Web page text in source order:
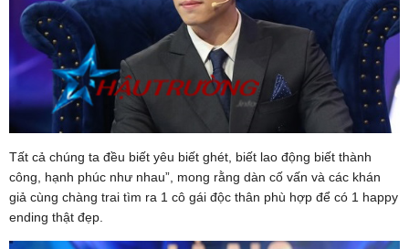
Tất cả chúng ta đều biết yêu biết ghét, biết lao động biết thành
công, hạnh phúc như nhau”, mong rằng dàn cố vấn và các khán
giả cùng chàng trai tìm ra 1 cô gái độc thân phù hợp để có 1 happy
ending thật đẹp.